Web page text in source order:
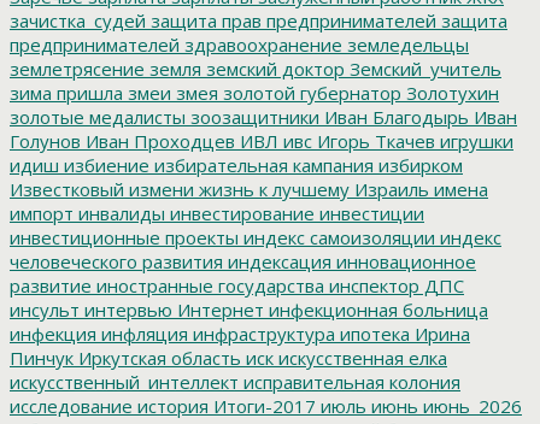
зачистка_судей защита прав предпринимателей защита
предпринимателей здравоохранение земледельцы
землетрясение земля земский доктор Земский_учитель
зима пришла змеи змея золотой губернатор Золотухин
золотые медалисты зоозащитники Иван Благодырь Иван
Голунов Иван Проходцев ИВЛ ивс Игорь Ткачев игрушки
идиш избиение избирательная кампания избирком
Известковый измени жизнь к лучшему Израиль имена
импорт инвалиды инвестирование инвестиции
инвестиционные проекты индекс самоизоляции индекс
человеческого развития индексация инновационное
развитие иностранные государства инспектор ДПС
инсульт интервью Интернет инфекционная больница
инфекция инфляция инфраструктура ипотека Ирина
Пинчук Иркутская область иск искусственная елка
искусственный_интеллект исправительная колония
исследование история Итоги-2017 июль июнь июнь_2026